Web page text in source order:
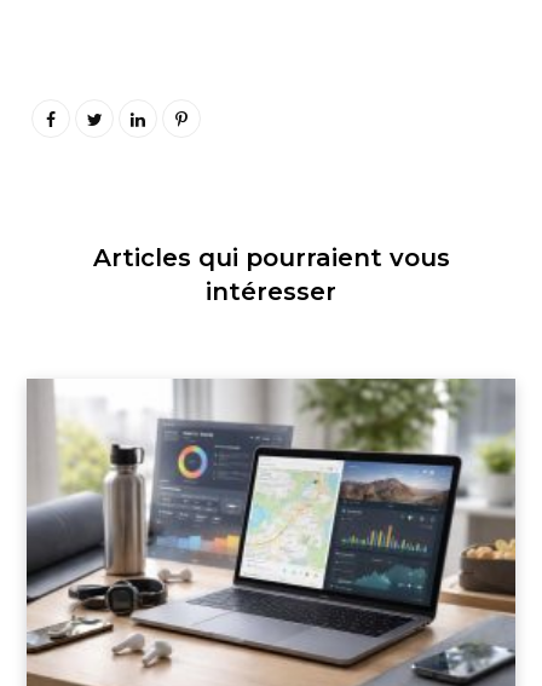
Articles qui pourraient vous
intéresser